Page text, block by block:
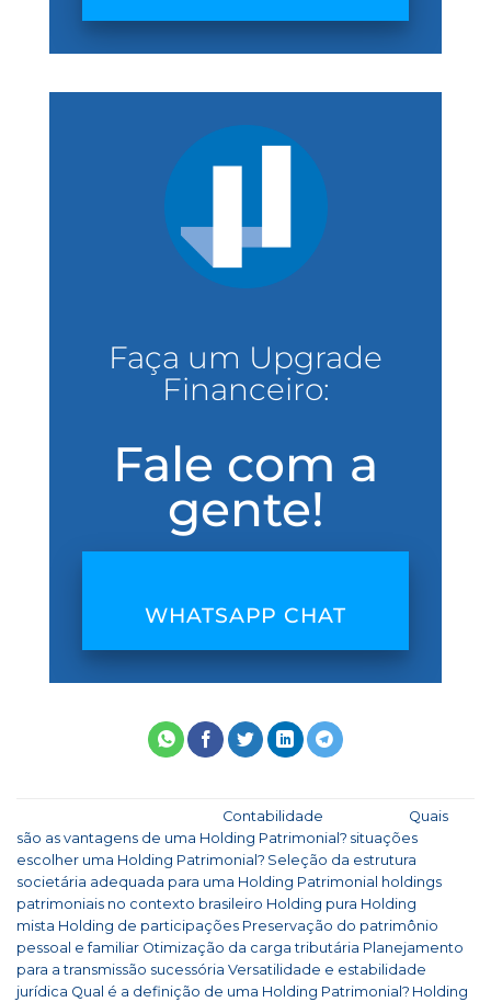
Faça um Upgrade
Financeiro:
Fale com a
gente!
WHATSAPP CHAT
Contabilidade
Quais
são as vantagens de uma Holding Patrimonial? situações
escolher uma Holding Patrimonial? Seleção da estrutura
societária adequada para uma Holding Patrimonial holdings
patrimoniais no contexto brasileiro Holding pura Holding
mista Holding de participações Preservação do patrimônio
pessoal e familiar Otimização da carga tributária Planejamento
para a transmissão sucessória Versatilidade e estabilidade
jurídica Qual é a definição de uma Holding Patrimonial? Holding